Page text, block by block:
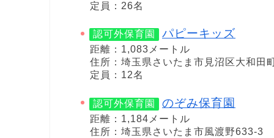
定員：26名
認可外保育園 パピーキッズ
距離：1,083メートル
住所：埼玉県さいたま市見沼区大和田
定員：12名
認可外保育園 のぞみ保育園
距離：1,184メートル
住所：埼玉県さいたま市風渡野633-3